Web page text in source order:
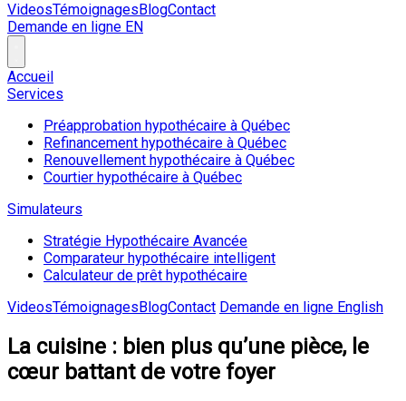
VideosTémoignagesBlogContact
Demande en ligne EN
Accueil
Services
Préapprobation hypothécaire à Québec
Refinancement hypothécaire à Québec
Renouvellement hypothécaire à Québec
Courtier hypothécaire à Québec
Simulateurs
Stratégie Hypothécaire Avancée
Comparateur hypothécaire intelligent
Calculateur de prêt hypothécaire
VideosTémoignagesBlogContact Demande en ligne English
La cuisine : bien plus qu’une pièce, le
cœur battant de votre foyer